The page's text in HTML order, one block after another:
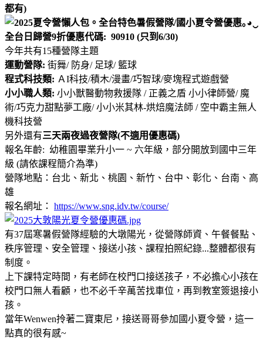
都有)
全台日歸營9折優惠代碼: 90910 (只到6/30)
今年共有15種營隊主題
運動營隊: 街舞/ 防身/ 足球/ 籃球
程式科技類: ＡI科技/積木/漫畫/巧智球/麥塊程式遊戲營
小小職人類: 小小獸醫動物救援隊 / 正義之盾 小小律師營/ 魔
術/巧克力甜點夢工廠/ 小小米其林-烘焙魔法師 / 空中霸主無人
機科技營
另外還有三天兩夜過夜營隊(不適用優惠碼)
報名年齡: 幼稚園畢業升小一 ~ 六年級，部分開放到國中三年
級 (請依課程簡介為準)
營隊地點：台北、新北、桃園、新竹、台中、彰化、台南、高
雄
報名網址： https://www.sng.idv.tw/course/
有37屆寒暑假營隊經驗的大墩陽光，從營隊師資、午餐餐點、
秩序管理、安全管理、接送小孩、課程拍照紀錄...整體都很有
制度。
上下課特定時間，有老師在校門口接送孩子，不必擔心小孩在
校門口無人看顧，也不必千辛萬苦找車位，再到教室簽退接小
孩。
當年Wenwen拎著二寶東尼，接送哥哥參加國小夏令營，這一
點真的很有感~